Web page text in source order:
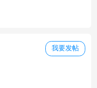
我要发帖